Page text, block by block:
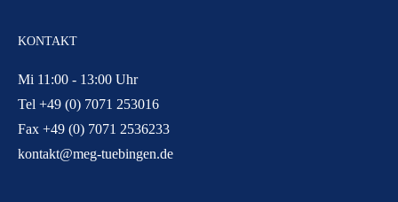
KONTAKT
Mi 11:00 - 13:00 Uhr
Tel +49 (0) 7071 253016
Fax +49 (0) 7071 2536233
kontakt@meg-tuebingen.de